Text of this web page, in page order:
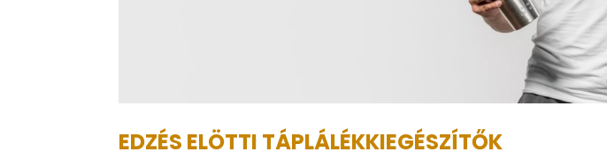
EDZÉS ELÖTTI TÁPLÁLÉKKIEGÉSZÍTŐK